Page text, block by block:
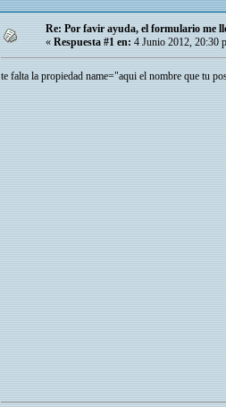
Re: Por favir ayuda, el formulario me
« Respuesta #1 en: 4 Junio 2012, 20:30
te falta la propiedad name="aqui el nombre que tu